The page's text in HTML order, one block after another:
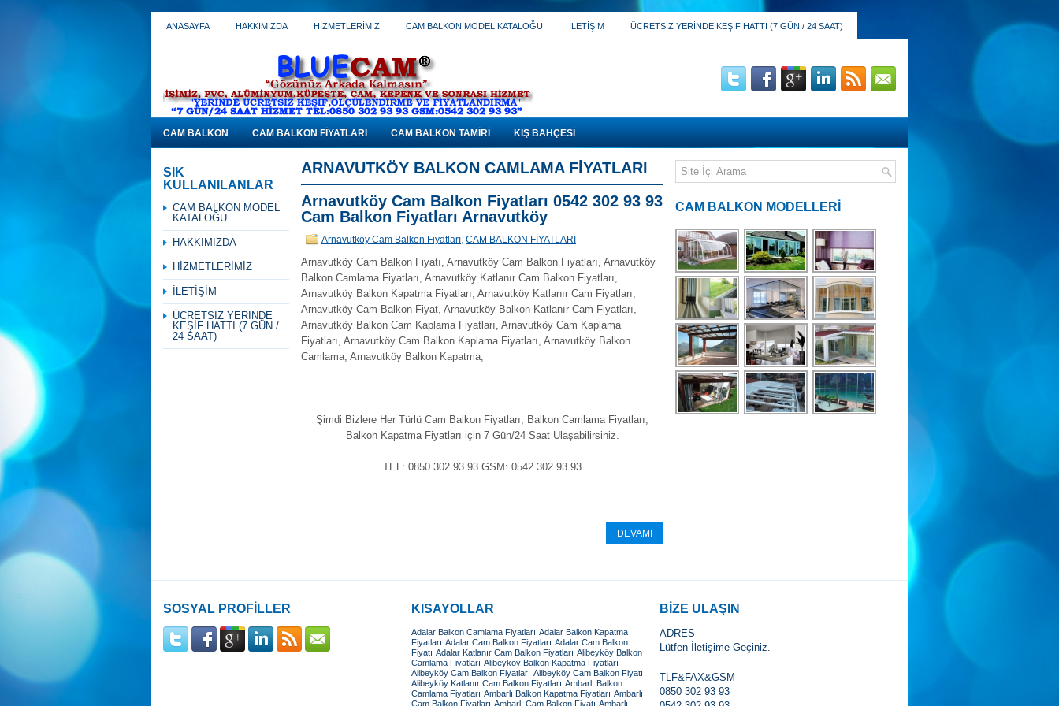
ANASAYFA HAKKIMIZDA HİZMETLERİMİZ CAM BALKON MODEL KATALOĞU İLETİŞİM ÜCRETSİZ YERİNDE KEŞİF HATTI (7 GÜN / 24 SAAT)
CAM BALKON CAM BALKON FİYATLARI CAM BALKON TAMİRİ KIŞ BAHÇESİ
ARNAVUTKÖY BALKON CAMLAMA FIYATLARI
Arnavutköy Cam Balkon Fiyatları 0542 302 93 93
Cam Balkon Fiyatları Arnavutköy
Arnavutköy Cam Balkon Fiyatları, CAM BALKON FİYATLARI
Arnavutköy Cam Balkon Fiyatı, Arnavutköy Cam Balkon Fiyatları, Arnavutköy
Balkon Camlama Fiyatları, Arnavutköy Katlanır Cam Balkon Fiyatları,
Arnavutköy Balkon Kapatma Fiyatları, Arnavutköy Katlanır Cam Fiyatları,
Arnavutköy Cam Balkon Fiyat, Arnavutköy Balkon Katlanır Cam Fiyatları,
Arnavutköy Balkon Cam Kaplama Fiyatları, Arnavutköy Cam Kaplama
Fiyatları, Arnavutköy Cam Balkon Kaplama Fiyatları, Arnavutköy Balkon
Camlama, Arnavutköy Balkon Kapatma,
Şimdi Bizlere Her Türlü Cam Balkon Fiyatları, Balkon Camlama Fiyatları,
Balkon Kapatma Fiyatları için 7 Gün/24 Saat Ulaşabilirsiniz.
TEL: 0850 302 93 93 GSM: 0542 302 93 93
DEVAMI
SIK
KULLANILANLAR
CAM BALKON MODEL
KATALOĞU
HAKKIMIZDA
HİZMETLERİMİZ
İLETİŞİM
ÜCRETSİZ YERİNDE
KEŞİF HATTI (7 GÜN /
24 SAAT)
CAM BALKON MODELLERİ
SOSYAL PROFİLLER KISAYOLLAR
Adalar Balkon Camlama Fiyatları Adalar Balkon Kapatma
Fiyatları Adalar Cam Balkon Fiyatları Adalar Cam Balkon
Fiyatı Adalar Katlanır Cam Balkon Fiyatları Alibeyköy Balkon
Camlama Fiyatları Alibeyköy Balkon Kapatma Fiyatları
Alibeyköy Cam Balkon Fiyatları Alibeyköy Cam Balkon Fiyatı
Alibeyköy Katlanır Cam Balkon Fiyatları Ambarlı Balkon
Camlama Fiyatları Ambarlı Balkon Kapatma Fiyatları Ambarlı
Cam Balkon Fiyatları Ambarlı Cam Balkon Fiyatı Ambarlı
BİZE ULAŞIN
ADRES
Lütfen İletişime Geçiniz.
TLF&FAX&GSM
0850 302 93 93